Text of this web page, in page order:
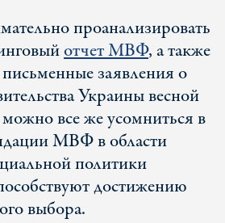
проанализировать
отчет МВФ, а также
заявления о
Украины весной
все же усомниться в
МВФ в области
политики
достижению
выбора.